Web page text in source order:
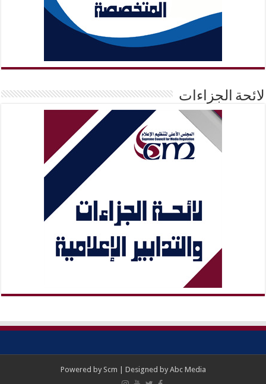
لائحة الجزاءات
Powered by Scm | Designed by Abc Media